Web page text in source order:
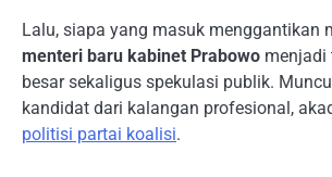
Lalu, siapa yang masuk menggantikan
menteri baru kabinet Prabowo menjadi
besar sekaligus spekulasi publik.
kandidat dari kalangan profesional,
politisi partai koalisi.